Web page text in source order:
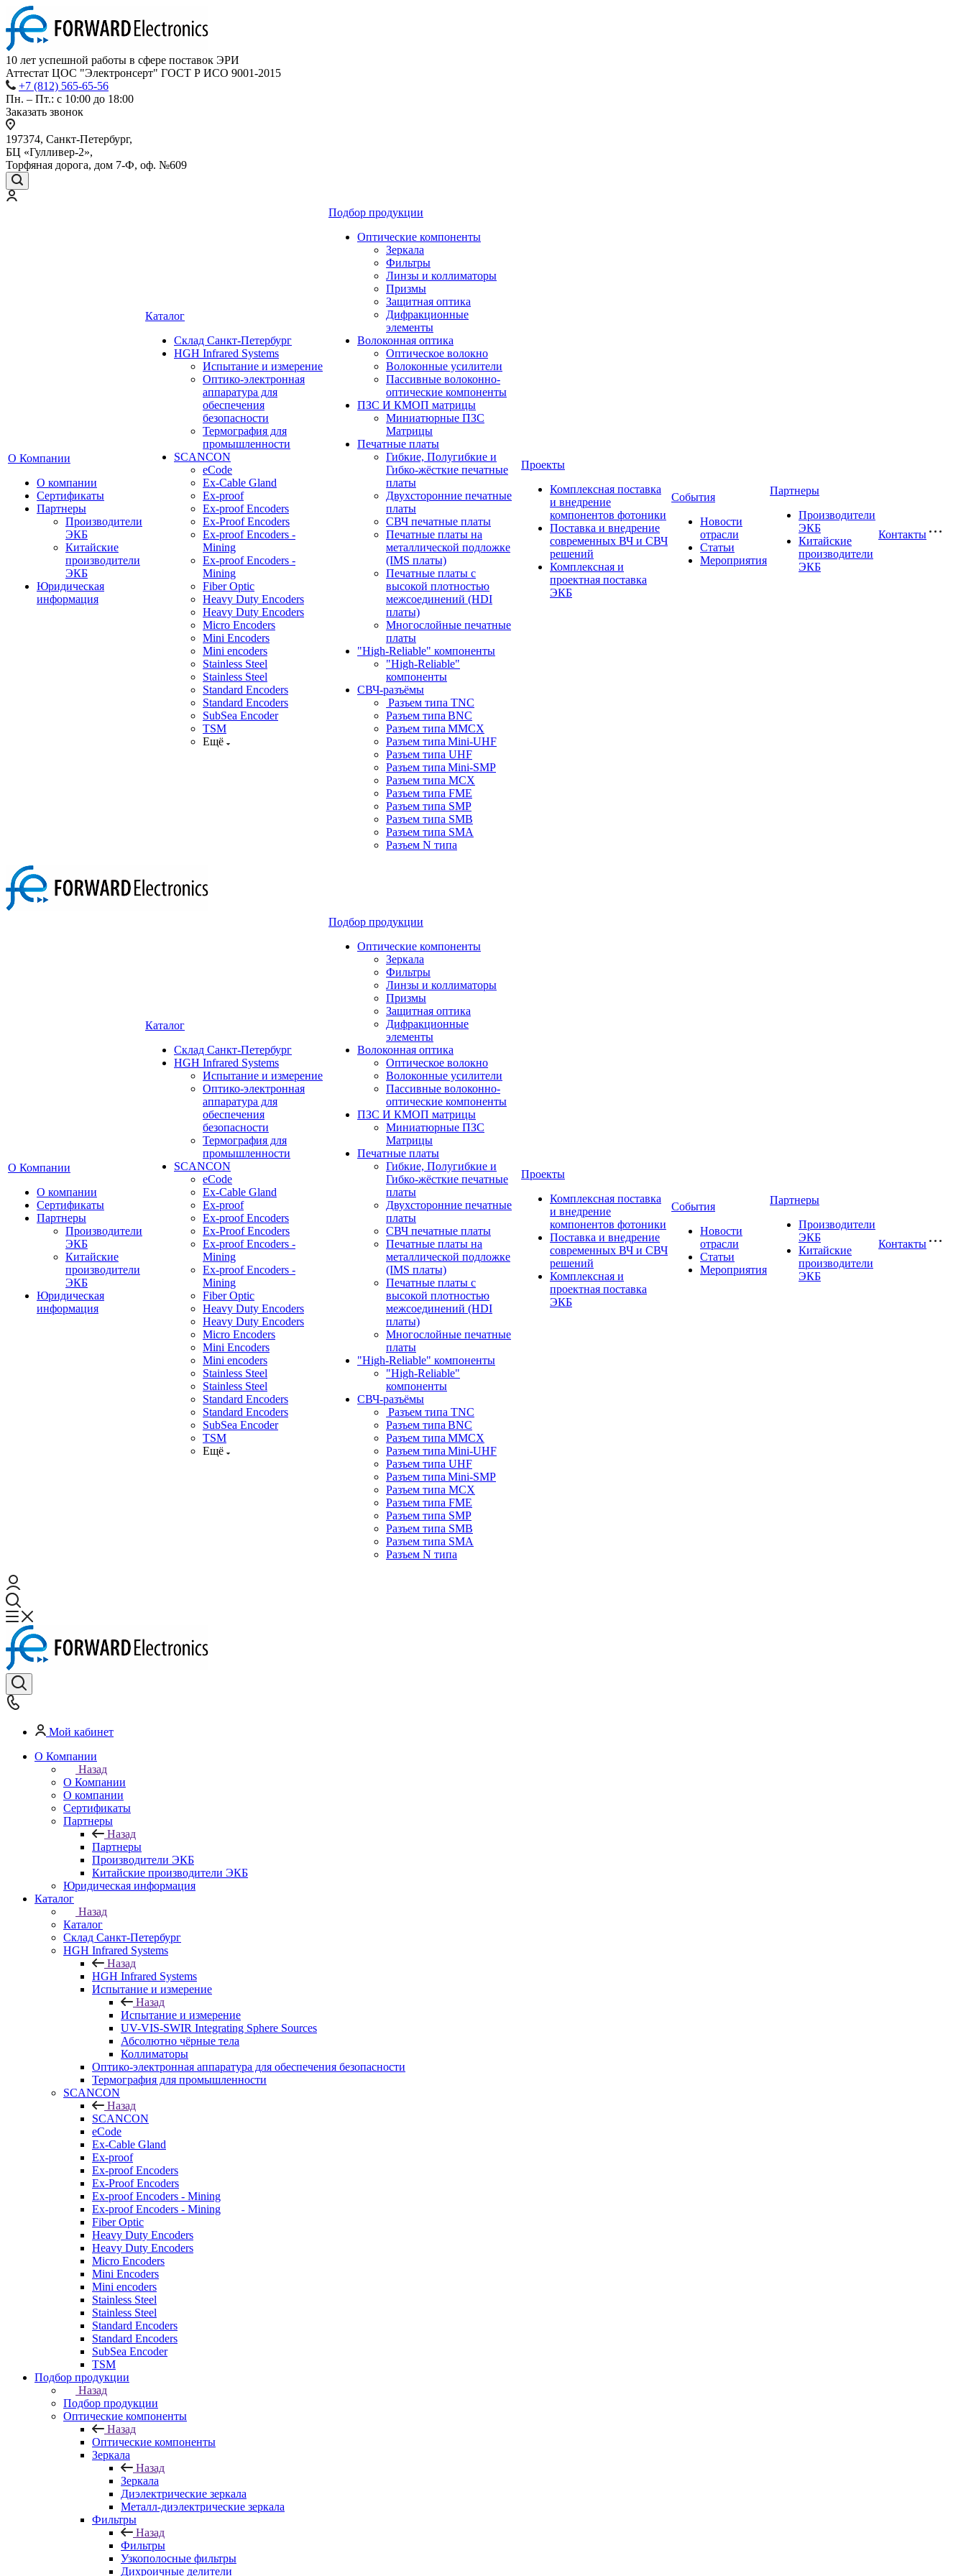
10 лет успешной работы в сфере поставок ЭРИ
Аттестат ЦОС "Электронсерт" ГОСТ Р ИСО 9001-2015
+7 (812) 565-65-56
Пн. – Пт.: с 10:00 до 18:00
Заказать звонок
197374, Санкт-Петербург,
БЦ «Гулливер-2»,
Торфяная дорога, дом 7-Ф, оф. №609
О Компании
О компании
Сертификаты
Партнеры
Производители
ЭКБ
Китайские
производители
ЭКБ
Юридическая
информация
Каталог
Cклад Санкт-Петербург
HGH Infrared Systems
Испытание и измерение
Оптико-электронная
аппаратура для
обеспечения
безопасности
Термография для
промышленности
SCANCON
eCode
Ex-Cable Gland
Ex-proof
Ex-proof Encoders
Ex-Proof Encoders
Ex-proof Encoders -
Mining
Ex-proof Encoders -
Mining
Fiber Optic
Heavy Duty Encoders
Heavy Duty Encoders
Micro Encoders
Mini Encoders
Mini encoders
Stainless Steel
Stainless Steel
Standard Encoders
Standard Encoders
SubSea Encoder
TSM
Ещё
Подбор продукции
Оптические компоненты
Зеркала
Фильтры
Линзы и коллиматоры
Призмы
Защитная оптика
Дифракционные
элементы
Волоконная оптика
Оптическое волокно
Волоконные усилители
Пассивные волоконно-
оптические компоненты
ПЗС И КМОП матрицы
Миниатюрные ПЗС
Матрицы
Печатные платы
Гибкие, Полугибкие и
Гибко-жёсткие печатные
платы
Двухсторонние печатные
платы
СВЧ печатные платы
Печатные платы на
металлической подложке
(IMS платы)
Печатные платы с
высокой плотностью
межсоединений (HDI
платы)
Многослойные печатные
платы
"High-Reliable" компоненты
"High-Reliable"
компоненты
СВЧ-разъёмы
Разъем типа TNC
Разъем типа BNC
Разъем типа MMCX
Разъем типа Mini-UHF
Разъем типа UHF
Разъем типа Mini-SMP
Разъем типа MCX
Разъем типа FME
Разъем типа SMP
Разъем типа SMB
Разъем типа SMA
Разъем N типа
Проекты
Комплексная поставка
и внедрение
компонентов фотоники
Поставка и внедрение
современных ВЧ и СВЧ
решений
Комплексная и
проектная поставка
ЭКБ
События
Новости
отрасли
Статьи
Мероприятия
Партнеры
Производители
ЭКБ
Китайские
производители
ЭКБ
Контакты
О Компании
О компании
Сертификаты
Партнеры
Производители
ЭКБ
Китайские
производители
ЭКБ
Юридическая
информация
Каталог
Cклад Санкт-Петербург
HGH Infrared Systems
Испытание и измерение
Оптико-электронная
аппаратура для
обеспечения
безопасности
Термография для
промышленности
SCANCON
eCode
Ex-Cable Gland
Ex-proof
Ex-proof Encoders
Ex-Proof Encoders
Ex-proof Encoders -
Mining
Ex-proof Encoders -
Mining
Fiber Optic
Heavy Duty Encoders
Heavy Duty Encoders
Micro Encoders
Mini Encoders
Mini encoders
Stainless Steel
Stainless Steel
Standard Encoders
Standard Encoders
SubSea Encoder
TSM
Ещё
Подбор продукции
Оптические компоненты
Зеркала
Фильтры
Линзы и коллиматоры
Призмы
Защитная оптика
Дифракционные
элементы
Волоконная оптика
Оптическое волокно
Волоконные усилители
Пассивные волоконно-
оптические компоненты
ПЗС И КМОП матрицы
Миниатюрные ПЗС
Матрицы
Печатные платы
Гибкие, Полугибкие и
Гибко-жёсткие печатные
платы
Двухсторонние печатные
платы
СВЧ печатные платы
Печатные платы на
металлической подложке
(IMS платы)
Печатные платы с
высокой плотностью
межсоединений (HDI
платы)
Многослойные печатные
платы
"High-Reliable" компоненты
"High-Reliable"
компоненты
СВЧ-разъёмы
Разъем типа TNC
Разъем типа BNC
Разъем типа MMCX
Разъем типа Mini-UHF
Разъем типа UHF
Разъем типа Mini-SMP
Разъем типа MCX
Разъем типа FME
Разъем типа SMP
Разъем типа SMB
Разъем типа SMA
Разъем N типа
Проекты
Комплексная поставка
и внедрение
компонентов фотоники
Поставка и внедрение
современных ВЧ и СВЧ
решений
Комплексная и
проектная поставка
ЭКБ
События
Новости
отрасли
Статьи
Мероприятия
Партнеры
Производители
ЭКБ
Китайские
производители
ЭКБ
Контакты
Мой кабинет
О Компании
Назад
О Компании
О компании
Сертификаты
Партнеры
Назад
Партнеры
Производители ЭКБ
Китайские производители ЭКБ
Юридическая информация
Каталог
Назад
Каталог
Cклад Санкт-Петербург
HGH Infrared Systems
Назад
HGH Infrared Systems
Испытание и измерение
Назад
Испытание и измерение
UV-VIS-SWIR Integrating Sphere Sources
Абсолютно чёрные тела
Коллиматоры
Оптико-электронная аппаратура для обеспечения безопасности
Термография для промышленности
SCANCON
Назад
SCANCON
eCode
Ex-Cable Gland
Ex-proof
Ex-proof Encoders
Ex-Proof Encoders
Ex-proof Encoders - Mining
Ex-proof Encoders - Mining
Fiber Optic
Heavy Duty Encoders
Heavy Duty Encoders
Micro Encoders
Mini Encoders
Mini encoders
Stainless Steel
Stainless Steel
Standard Encoders
Standard Encoders
SubSea Encoder
TSM
Подбор продукции
Назад
Подбор продукции
Оптические компоненты
Назад
Оптические компоненты
Зеркала
Назад
Зеркала
Диэлектрические зеркала
Металл-диэлектрические зеркала
Фильтры
Назад
Фильтры
Узкополосные фильтры
Дихроичные делители